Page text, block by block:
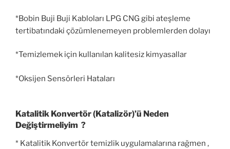
*Bobin Buji Buji Kabloları LPG CNG gibi ateşleme
tertibatındaki çözümlenemeyen problemlerden dolayı
*Temizlemek için kullanılan kalitesiz kimyasallar
*Oksijen Sensörleri Hataları
Katalitik Konvertör (Katalizör)’ü Neden
Değiştirmeliyim ?
* Katalitik Konvertör temizlik uygulamalarına rağmen ,